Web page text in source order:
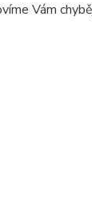
Vám